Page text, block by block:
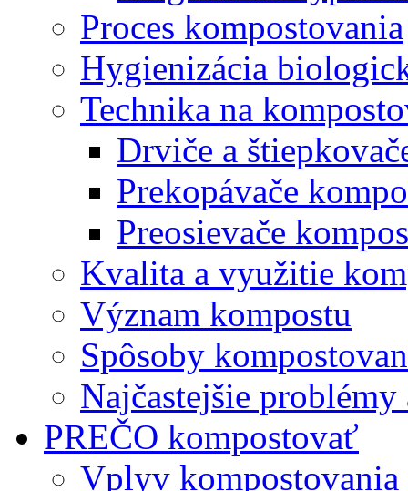
Proces kompostovania
Hygienizácia
Technika na
Drviče a
Prekopávače
Preosievače
Kvalita a využitie
Význam kompostu
Spôsoby
Najčastejšie problémy
PREČO kompostovať
Vplyv kompostovania